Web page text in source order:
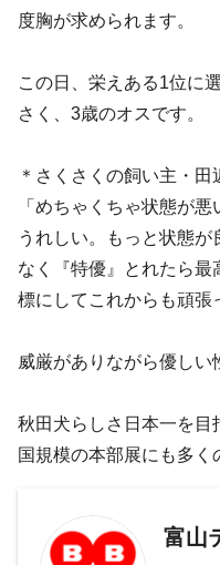
度胸が求められます。
この日、栄えある1位に
さく、3歳のオスです。
＊さくさくの飼い主・田
「めちゃくちゃ状態が
うれしい。もっと状態
なく『特優』とれたら最
標にしてこれからも頑張
威厳がありながら優しい
秋田犬らしさ日本一を目
国規模の本部展にも多く
富山